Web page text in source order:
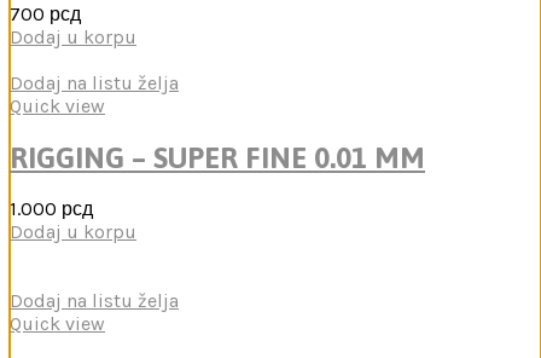
700 рсд
Dodaj u korpu
Dodaj na listu želja
Quick view
RIGGING – SUPER FINE 0.01 MM
1.000 рсд
Dodaj u korpu
Dodaj na listu želja
Quick view